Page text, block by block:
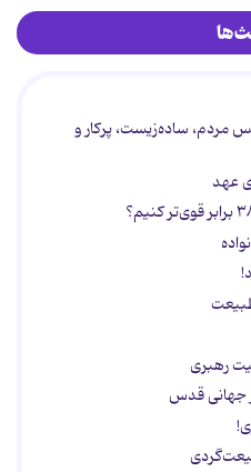
مردم، ساده‌زیست، پرکار و
عهد
رهبری
جهانی قدس